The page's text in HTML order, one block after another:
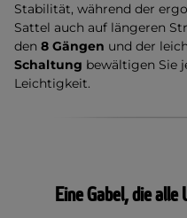
Stabilität, während der
Sattel auch auf längeren
den 8 Gängen und der
Schaltung bewältigen Sie
Leichtigkeit.
Eine Gabel, die